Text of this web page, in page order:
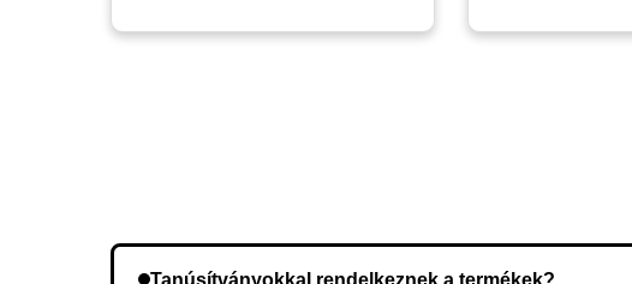
Tanúsítványokkal rendelkeznek a termékek?